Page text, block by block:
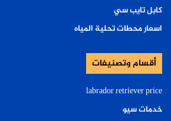
كابل تايب سي
اسعار محطات تحلية المياه
أقسام وتصنيفات
labrador retriever price
خدمات سيو